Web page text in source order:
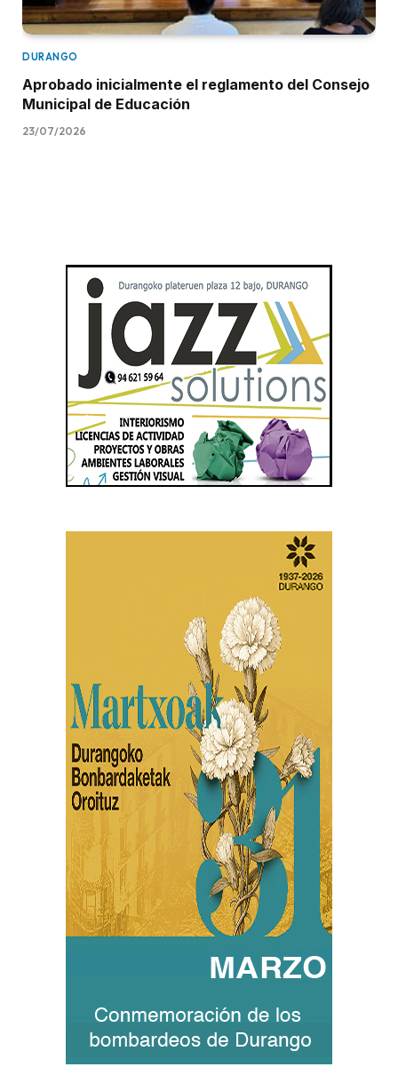
DURANGO
Aprobado inicialmente el reglamento del Consejo
Municipal de Educación
23/07/2026